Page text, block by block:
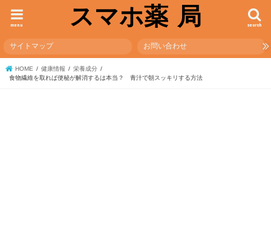
スマホ薬 局 search
menu
サイトマップ お問い合わせ
HOME 健康情報
栄養成分
食物繊維を取れば便秘が解消するは本当？ 青汁で朝スッキリする方法